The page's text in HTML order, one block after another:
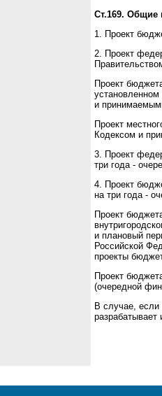
Ст.169. Общие
1. Проект
2. Проект
Проект
и
Проект
Кодексом и
3. Проект
три года -
4. Проект
на три года -
Проект
и плановый
Российской
проекты
Проект
(очередной
В случае, если
разрабатывает